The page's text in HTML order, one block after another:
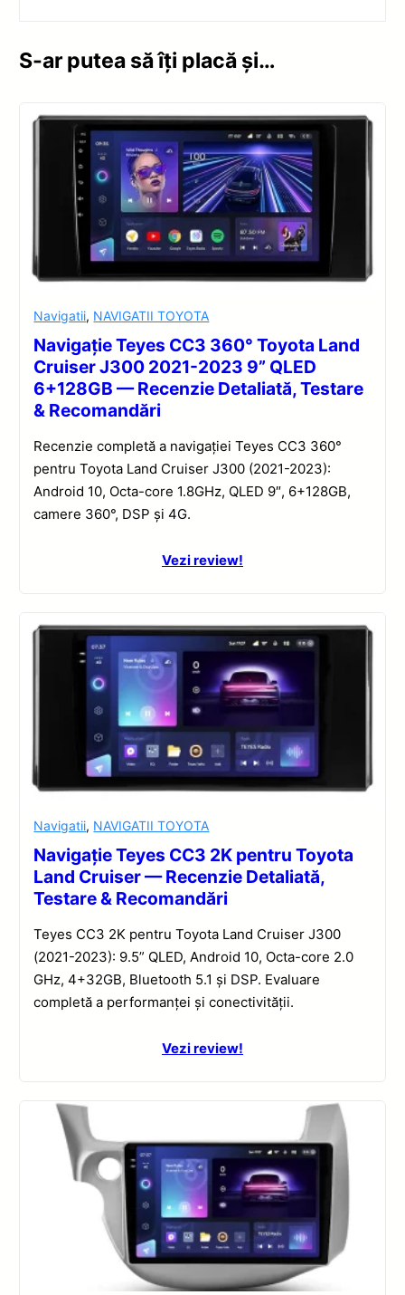
S-ar putea să îți placă și…
Navigatii, NAVIGATII TOYOTA
Navigație Teyes CC3 360° Toyota Land
Cruiser J300 2021-2023 9” QLED
6+128GB — Recenzie Detaliată, Testare
& Recomandări
Recenzie completă a navigației Teyes CC3 360°
pentru Toyota Land Cruiser J300 (2021-2023):
Android 10, Octa-core 1.8GHz, QLED 9″, 6+128GB,
camere 360°, DSP și 4G.
Vezi review!
Navigatii, NAVIGATII TOYOTA
Navigație Teyes CC3 2K pentru Toyota
Land Cruiser — Recenzie Detaliată,
Testare & Recomandări
Teyes CC3 2K pentru Toyota Land Cruiser J300
(2021-2023): 9.5” QLED, Android 10, Octa-core 2.0
GHz, 4+32GB, Bluetooth 5.1 și DSP. Evaluare
completă a performanței și conectivității.
Vezi review!